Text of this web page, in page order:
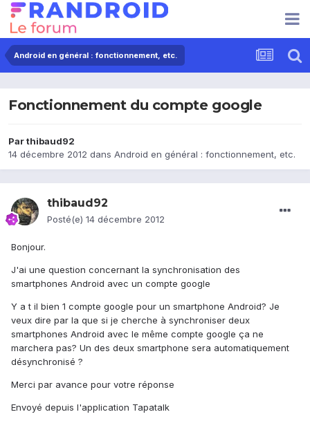
Android en général : fonctionnement, etc.
Fonctionnement du compte google
Parthibaud92
14 décembre 2012 dans Android en général : fonctionnement, etc.
thibaud92
Posté(e) 14 décembre 2012
Bonjour.
J'ai une question concernant la synchronisation des
smartphones Android avec un compte google
Y a t il bien 1 compte google pour un smartphone Android? Je
veux dire par la que si je cherche à synchroniser deux
smartphones Android avec le même compte google ça ne
marchera pas? Un des deux smartphone sera automatiquement
désynchronisé ?
Merci par avance pour votre réponse
Envoyé depuis l'application Tapatalk